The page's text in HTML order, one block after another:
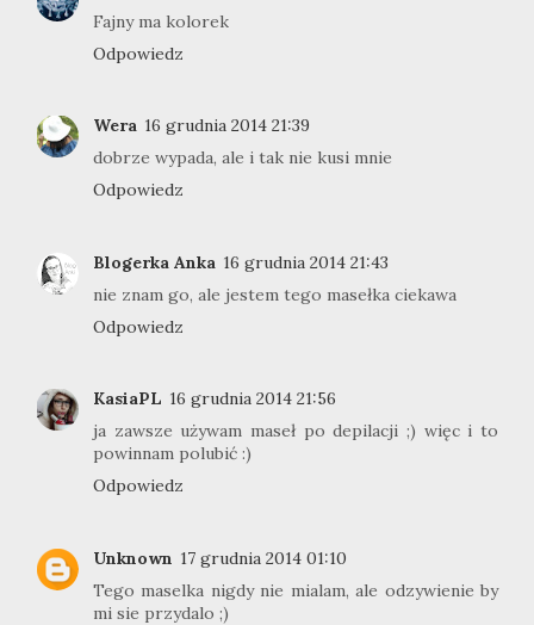
Fajny ma kolorek
Odpowiedz
Wera 16 grudnia 2014 21:39
dobrze wypada, ale i tak nie kusi mnie
Odpowiedz
Blogerka Anka 16 grudnia 2014 21:43
nie znam go, ale jestem tego masełka ciekawa
Odpowiedz
KasiaPL 16 grudnia 2014 21:56
ja zawsze używam maseł po depilacji ;) więc i to
powinnam polubić :)
Odpowiedz
Unknown 17 grudnia 2014 01:10
Tego maselka nigdy nie mialam, ale odzywienie by
mi sie przydalo ;)